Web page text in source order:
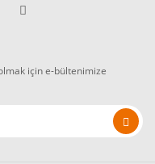
için e-bültenimize